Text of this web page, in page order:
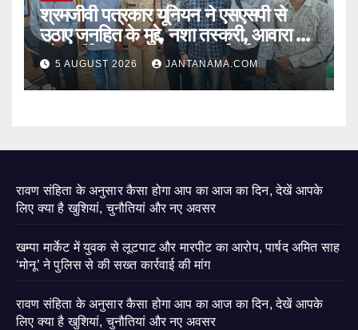
श्रमजीवी पत्रकार यूनियन ने एसएसपी से
उठाए जनहित के मुद्दे, नशा तस्करी, आवारा पशु
और पार्किंग व्यवस्था पर की कार्रवाई की मांग
5 AUGUST 2026 JANTANAMA.COM
रावण संहिता के अनुसार कैसा होगा आप का आज का दिन, देखें आपके
लिए क्या है खुशियां, चुनौतियां और नए अवसर
खम्पा मार्केट में युवक से लूटपाट और मारपीट का आरोप, पार्षद अमित साह
‘मोनू’ ने पुलिस से की सख्त कार्रवाई की मांग
रावण संहिता के अनुसार कैसा होगा आप का आज का दिन, देखें आपके
लिए क्या है खुशियां, चुनौतियां और नए अवसर